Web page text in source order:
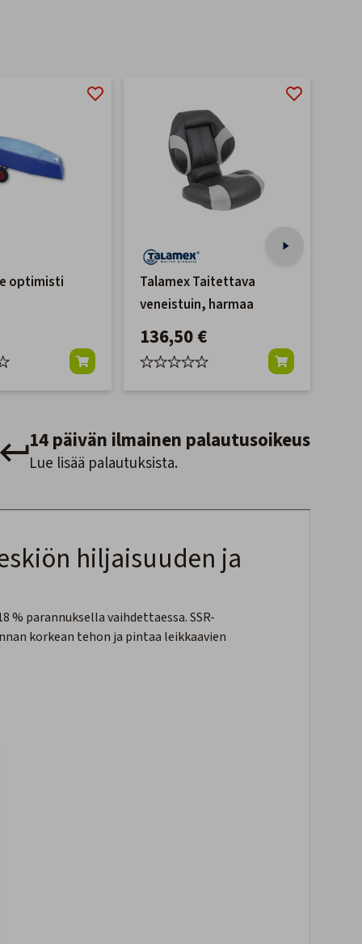
optimisti
Talamex Taitettava
veneistuin, harmaa
136,50 €
14 päivän ilmainen palautusoikeus
Lue lisää palautuksista.
hiljaisuuden ja
% parannuksella vaihdettaessa. SSR-
korkean tehon ja pintaa leikkaavien